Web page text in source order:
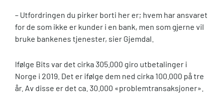
– Utfordringen du pirker borti her er; hvem har ansvaret
for de som ikke er kunder i en bank, men som gjerne vil
bruke bankenes tjenester, sier Gjemdal.
Ifølge Bits var det cirka 305.000 giro utbetalinger i
Norge i 2019. Det er ifølge dem ned cirka 100.000 på tre
år. Av disse er det ca. 30.000 «problemtransaksjoner».